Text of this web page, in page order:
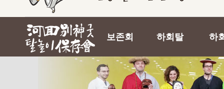
보존회 하회탈 하